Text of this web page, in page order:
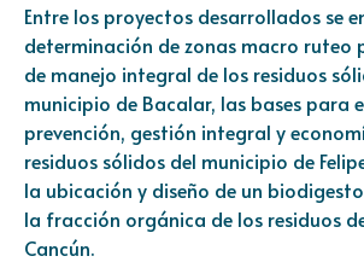
Entre los proyectos desarrollados se
determinación de zonas macro ruteo
de manejo integral de los residuos
municipio de Bacalar, las bases para
prevención, gestión integral y
residuos sólidos del municipio de
la ubicación y diseño de un
la fracción orgánica de los residuos
Cancún.